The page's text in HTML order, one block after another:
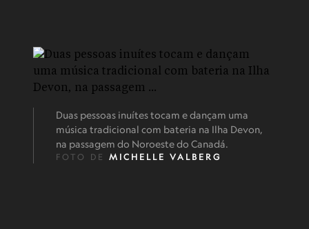
Duas pessoas inuítes tocam e dançam uma
música tradicional com bateria na Ilha Devon,
na passagem do Noroeste do Canadá.
FOTO DE MICHELLE VALBERG